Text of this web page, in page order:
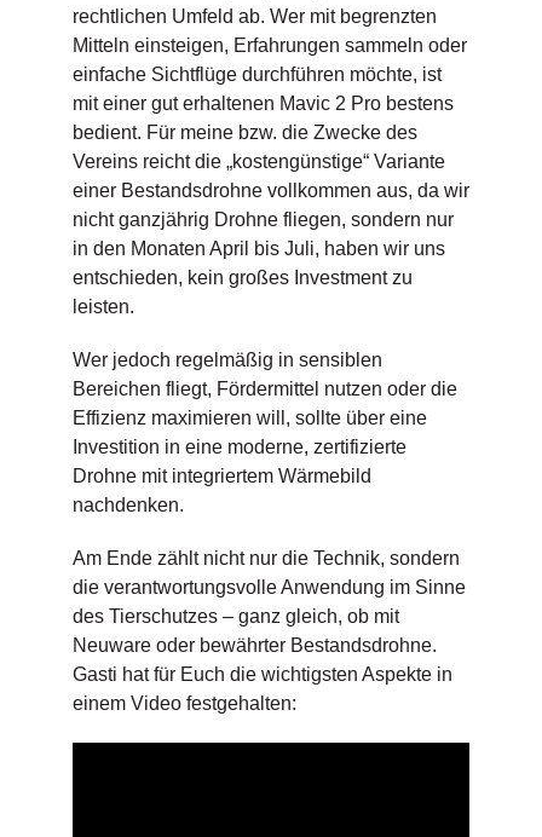
rechtlichen Umfeld ab. Wer mit begrenzten
Mitteln einsteigen, Erfahrungen sammeln oder
einfache Sichtflüge durchführen möchte, ist
mit einer gut erhaltenen Mavic 2 Pro bestens
bedient. Für meine bzw. die Zwecke des
Vereins reicht die „kostengünstige“ Variante
einer Bestandsdrohne vollkommen aus, da wir
nicht ganzjährig Drohne fliegen, sondern nur
in den Monaten April bis Juli, haben wir uns
entschieden, kein großes Investment zu
leisten.
Wer jedoch regelmäßig in sensiblen
Bereichen fliegt, Fördermittel nutzen oder die
Effizienz maximieren will, sollte über eine
Investition in eine moderne, zertifizierte
Drohne mit integriertem Wärmebild
nachdenken.
Am Ende zählt nicht nur die Technik, sondern
die verantwortungsvolle Anwendung im Sinne
des Tierschutzes – ganz gleich, ob mit
Neuware oder bewährter Bestandsdrohne.
Gasti hat für Euch die wichtigsten Aspekte in
einem Video festgehalten: